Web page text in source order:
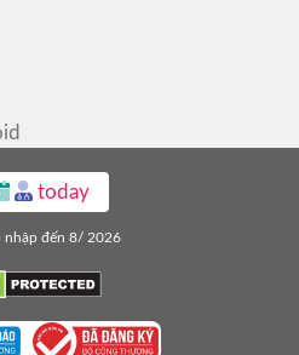
today
nhập đến 8/ 2026